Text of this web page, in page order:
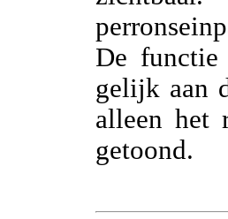
De functie
gelijk aan
alleen het
getoond.